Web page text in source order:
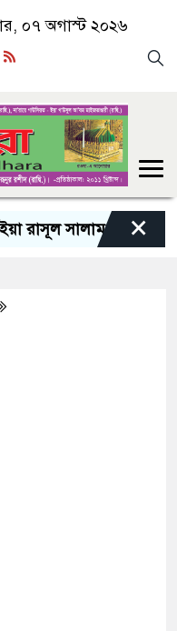
০৭ অগাস্ট ২০২৬
সালাম আলাইকা,
×